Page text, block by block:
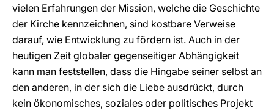
vielen Erfahrungen der Mission, welche die Geschichte
der Kirche kennzeichnen, sind kostbare Verweise
darauf, wie Entwicklung zu fördern ist. Auch in der
heutigen Zeit globaler gegenseitiger Abhängigkeit
kann man feststellen, dass die Hingabe seiner selbst an
den anderen, in der sich die Liebe ausdrückt, durch
kein ökonomisches, soziales oder politisches Projekt